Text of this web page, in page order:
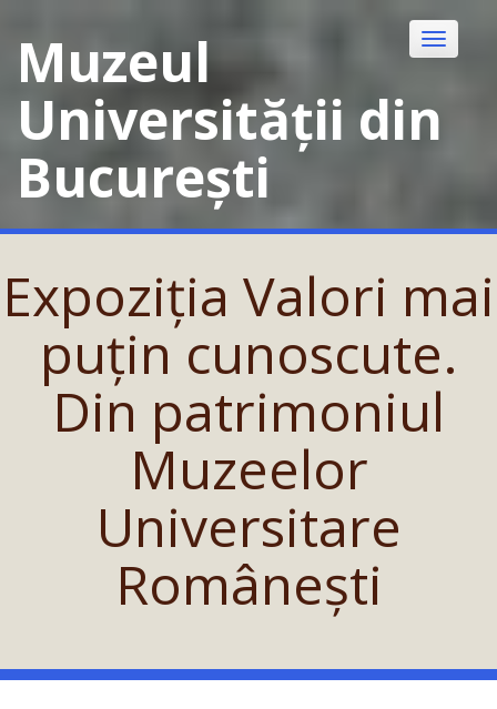
contentMuzeul
Universității din
București
Toggle
Expoziția Valori mai
puțin cunoscute.
Din patrimoniul
Muzeelor
Universitare
Românești